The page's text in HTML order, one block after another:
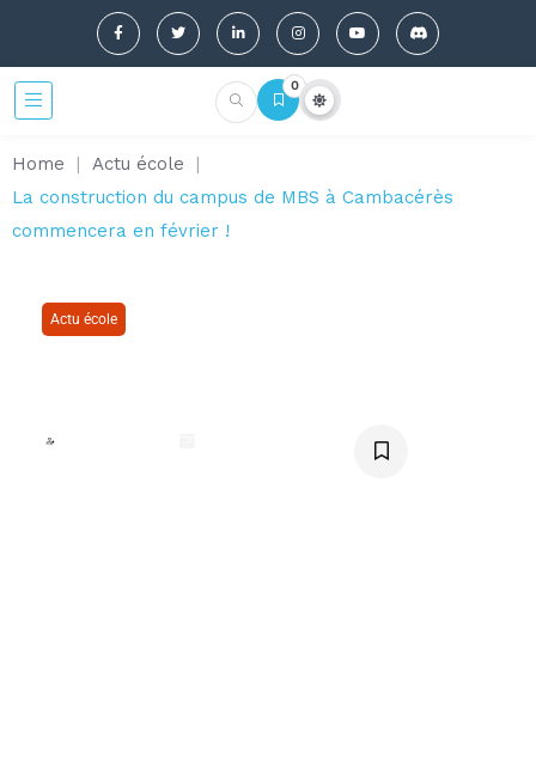
0
Home | Actu école
|
La construction du campus de MBS à Cambacérès
commencera en février !
Actu école